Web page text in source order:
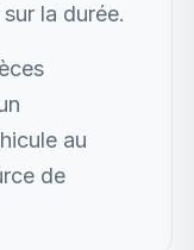
la durée.
au
de